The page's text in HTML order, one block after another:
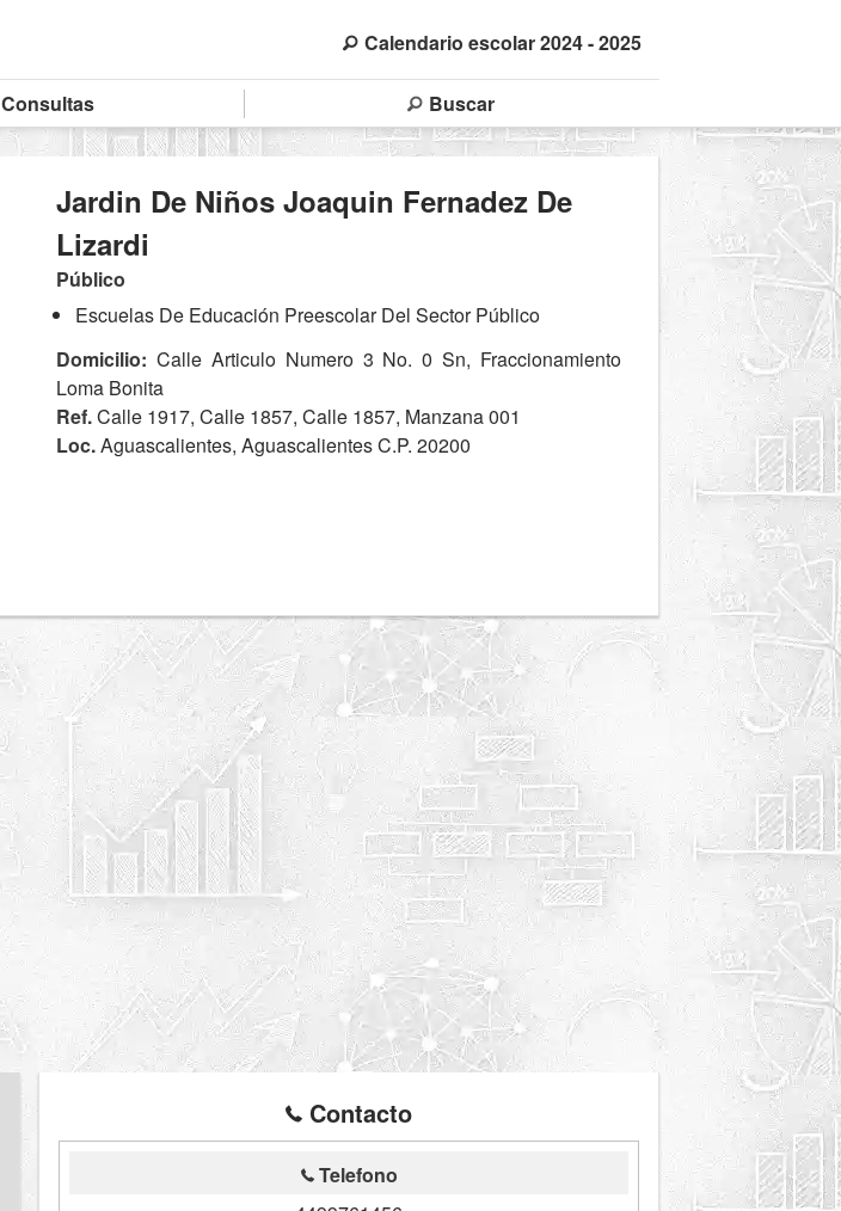
Calendario escolar 2024 - 2025
Consultas Buscar
Jardin De Niños Joaquin Fernadez De
Lizardi
Público
Escuelas De Educación Preescolar Del Sector Público
Domicilio: Calle Articulo Numero 3 No. 0 Sn, Fraccionamiento
Loma Bonita
Ref.Calle 1917, Calle 1857, Calle 1857, Manzana 001
Loc.Aguascalientes, Aguascalientes C.P. 20200
Contacto
Telefono